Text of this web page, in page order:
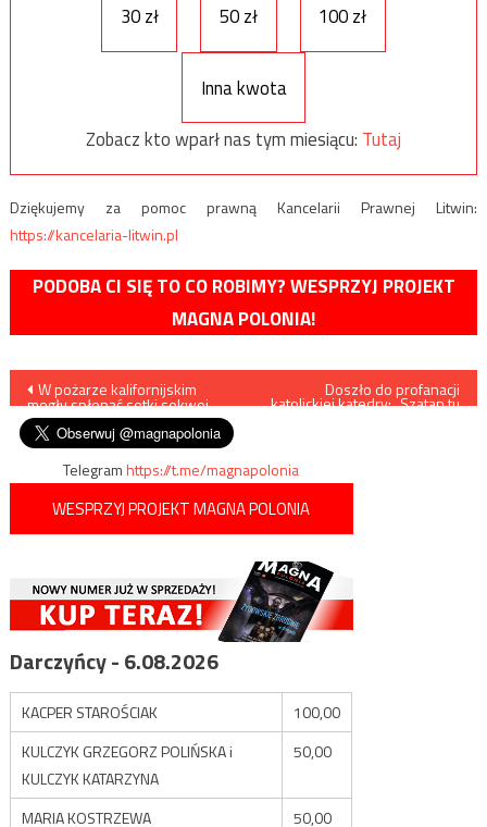
30 zł
50 zł 100 zł
Inna kwota
Zobacz kto wparł nas tym miesiącu: Tutaj
Dziękujemy za pomoc prawną Kancelarii Prawnej Litwin:
https://kancelaria-litwin.pl
PODOBA CI SIĘ TO CO ROBIMY? WESPRZYJ PROJEKT
MAGNA POLONIA!
Nawigacja
wpisu
W pożarze kalifornijskim
mogły spłonąć setki sekwoi
Doszło do profanacji
katolickiej katedry: „Szatan tu
Telegramhttps://t.me/magnapolonia
WESPRZYJ PROJEKT MAGNA POLONIA
Darczyńcy - 6.08.2026
KACPER STAROŚCIAK
100,00
KULCZYK GRZEGORZ POLIŃSKA i
KULCZYK KATARZYNA
50,00
MARIA KOSTRZEWA 50,00